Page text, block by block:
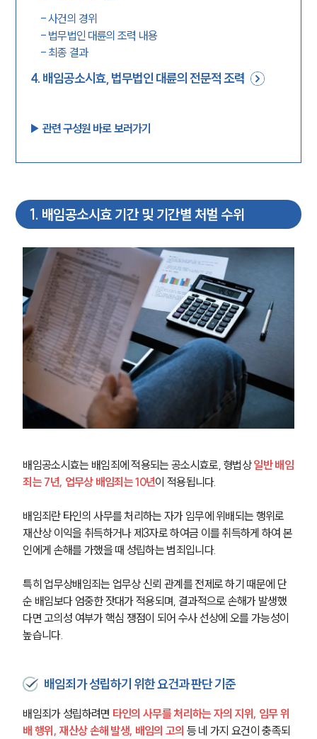
-사건의 경위
- 법무법인 대륜의 조력 내용
- 최종 결과
4. 배임공소시효, 법무법인 대륜의 전문적 조력
▶︎ 관련 구성원 바로 보러가기
1. 배임공소시효 기간 및 기간별 처벌 수위
배임공소시효는 배임죄에 적용되는 공소시효로, 형법상 일반 배임
죄는 7년, 업무상 배임죄는 10년이 적용됩니다.
배임죄란 타인의 사무를 처리하는 자가 임무에 위배되는 행위로
재산상 이익을 취득하거나 제3자로 하여금 이를 취득하게 하여 본
인에게 손해를 가했을 때 성립하는 범죄입니다.
특히 업무상배임죄는 업무상 신뢰 관계를 전제로 하기 때문에 단
순 배임보다 엄중한 잣대가 적용되며, 결과적으로 손해가 발생했
다면 고의성 여부가 핵심 쟁점이 되어 수사 선상에 오를 가능성이
높습니다.
배임죄가 성립하기 위한 요건과 판단 기준
배임죄가 성립하려면 타인의 사무를 처리하는 자의 지위, 임무 위
배 행위, 재산상 손해 발생, 배임의 고의 등 네 가지 요건이 충족되